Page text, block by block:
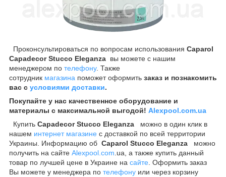
Проконсультироваться по вопросам использования Caparol
Capadecor Stucco Eleganza вы можете с нашим
менеджером по телефону. Также
сотрудник магазина поможет оформить заказ и познакомить
вас с условиями доставки.
Покупайте у нас качественное оборудование и
материалы с максимальной выгодой! Alexpool.com.ua
Купить Capadecor Stucco Eleganza можно в один клик в
нашем интернет магазине с доставкой по всей территории
Украины. Информацию об Caparol Stucco Eleganza можно
получить на сайте Alexpool.com.ua, а также купить данный
товар по лучшей цене в Украине на сайте. Оформить заказ
Вы можете у менеджера по телефону или через корзину